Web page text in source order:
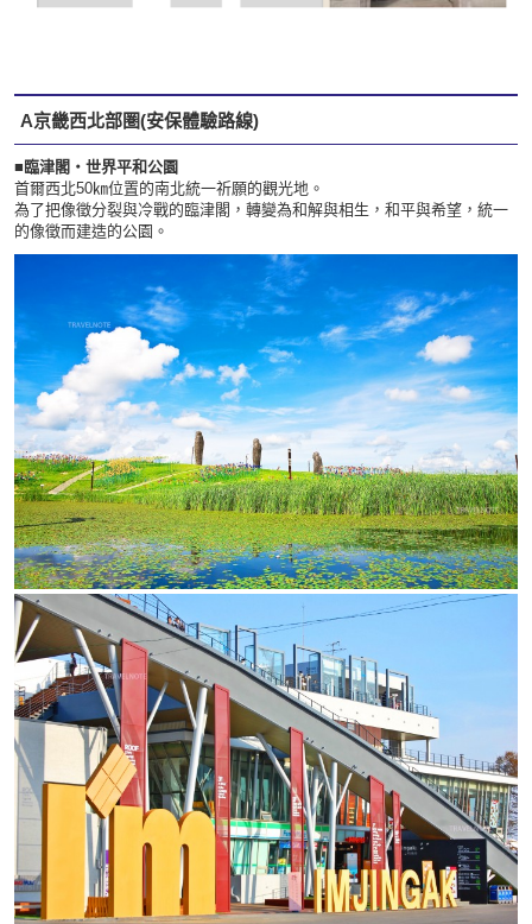
A京畿西北部圏(安保體驗路線)
■臨津閣・世界平和公園
首爾西北50㎞位置的南北統一祈願的觀光地。
為了把像徵分裂與冷戰的臨津閣，轉變為和解與相生，和平與希望，統一
的像徵而建造的公園。